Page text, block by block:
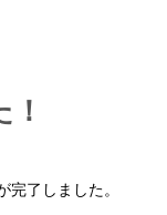
了しました。